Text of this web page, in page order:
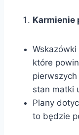
Karmienie
które
stan matki
Plany
to będzie